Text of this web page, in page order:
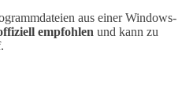
aus einer Windows-
empfohlen und kann zu